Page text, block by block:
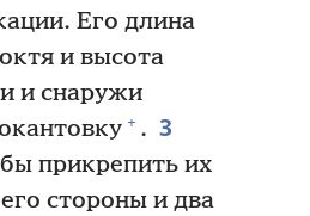
Его длина
и высота
и снаружи
+ . 3
прикрепить их
стороны и два